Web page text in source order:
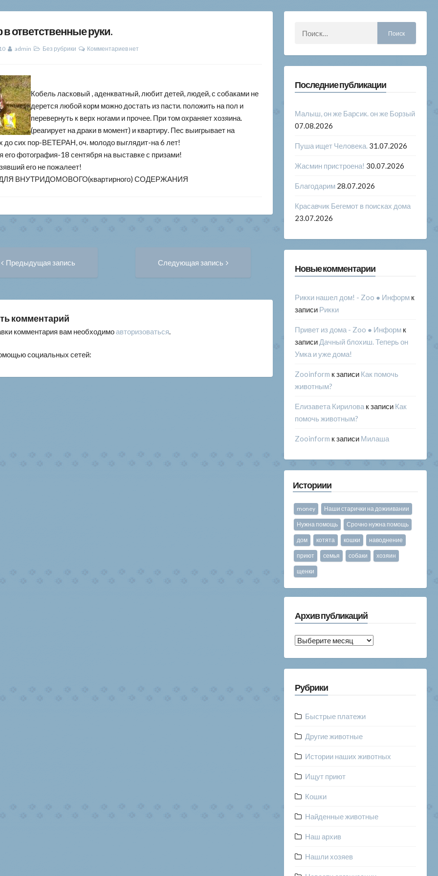
ответственные руки.
admin Без рубрики Комментариев нет
Кобель ласковый , аденкватный, любит детей, людей, с собаками не
дерется любой корм можно достать из пасти. положить на пол и
перевернуть к верх ногами и прочее. При том охраняет хозяина.
(реагирует на драки в момент) и квартиру. Пес выигрывает на
до сих пор-ВЕТЕРАН, оч. молодо выглядит-на 6 лет!
его фотография-18 сентября на выставке с призами!
его не пожалеет!
ВНУТРИДОМОВОГО(квартирного) СОДЕРЖАНИЯ
Предыдущая запись Следующая запись
Следующая
комментарий
комментария вам необходимоавторизоваться
социальных сетей:
Последние публикации
Малыш, он же Барсик. он же Борзый
07.08.2026
Пуша ищет Человека. 31.07.2026
Жасмин пристроена! 30.07.2026
Благодарим 28.07.2026
Красавчик Бегемот в поисках дома
23.07.2026
Новые комментарии
Рикки нашел дом! - Zoo ● Информ к
записи Рикки
Привет из дома - Zoo ● Информ к
записи Дачный блохиш. Теперь он
Умка и уже дома!
Zooinform к записи Как помочь
животным?
Елизавета Кирилова к записи Как
помочь животным?
Zooinform к записи Милаша
Историии
money Наши старички на дожиивании
Нужна помощь Срочно нужна помощь
дом котята кошки наводнение
приют семья собаки хозяин
щенки
Архив публикаций
Архив
Рубрики
Быстрые платежи
Другие животные
Истории наших животных
Ищут приют
Кошки
Найденные животные
Наш архив
Нашли хозяев